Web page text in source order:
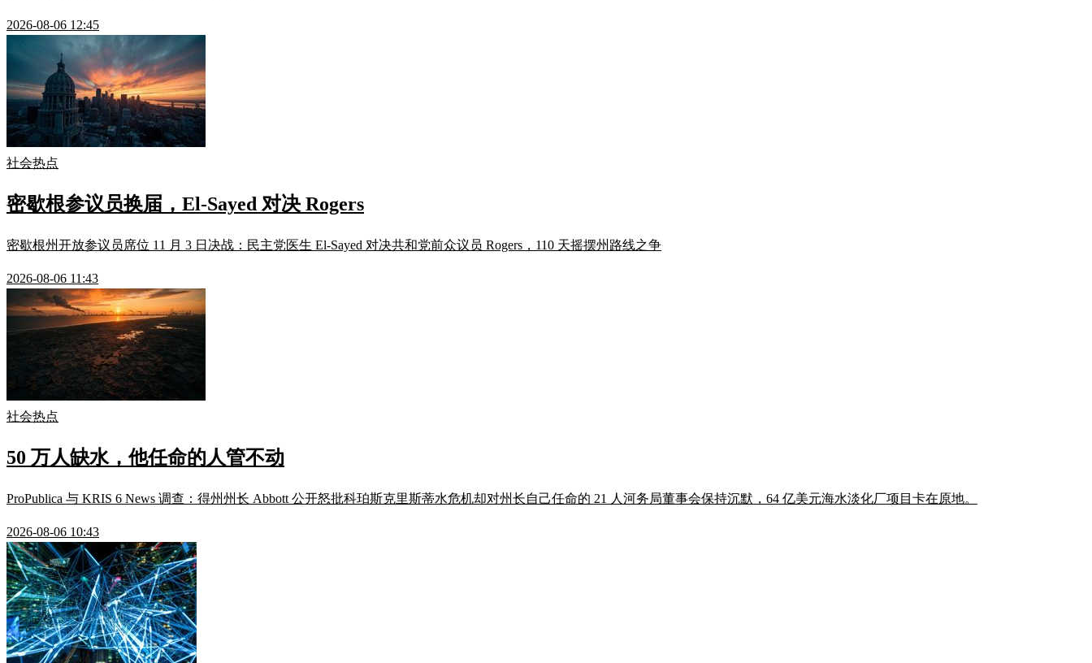
2026-08-06 12:45
社会热点
密歇根参议员换届，El-Sayed 对决 Rogers
密歇根州开放参议员席位 11 月 3 日决战：民主党医生 El-Sayed 对决共和党前众议员 Rogers，110 天摇摆州路线之争
2026-08-06 11:43
社会热点
50 万人缺水，他任命的人管不动
ProPublica 与 KRIS 6 News 调查：得州州长 Abbott 公开怒批科珀斯克里斯蒂水危机却对州长自己任命的 21 人河务局董事会保持沉默，64 亿美元海水淡化厂项目卡在原地。
2026-08-06 10:43